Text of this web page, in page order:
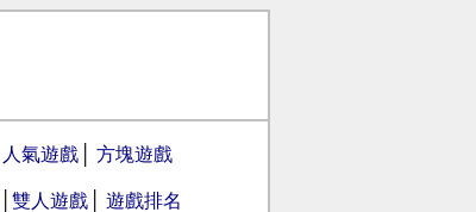
人氣遊戲 方塊遊戲
雙人遊戲 遊戲排名